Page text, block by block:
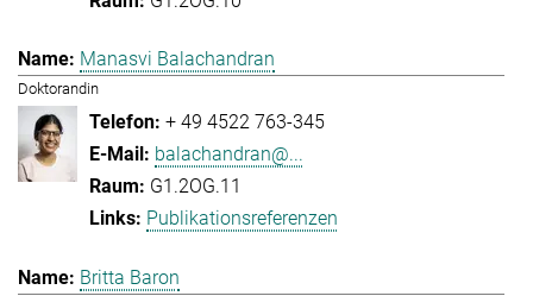
Manasvi Balachandran
Doktorandin
+ 49 4522 763-345
balachandran@...
G1.2OG.11
Publikationsreferenzen
Britta Baron